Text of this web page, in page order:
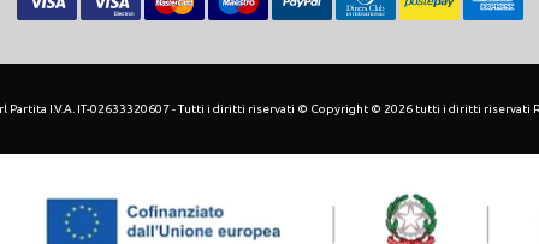
Partita I.V.A. IT-02633320607 - Tutti i diritti riservati © Copyright © 2026 tutti i diritti riservati